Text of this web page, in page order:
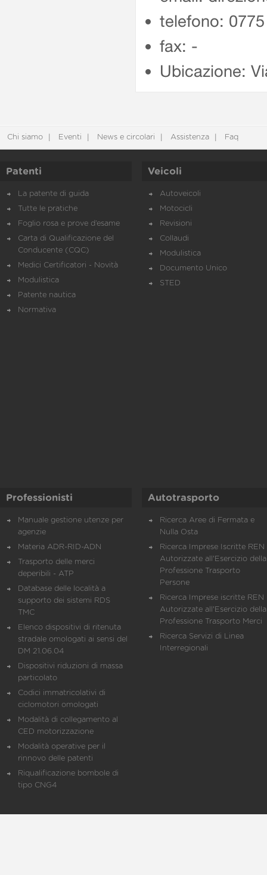
telefono:
fax: -
Ubicazione:
Chi siamo Eventi News e circolari Assistenza Faq
Patenti
La patente di guida
Tutte le pratiche
Foglio rosa e prove d’esame
Carta di Qualificazione del
Conducente (CQC)
Medici Certificatori - Novità
Modulistica
Patente nautica
Normativa
Veicoli
Autoveicoli
Motocicli
Revisioni
Collaudi
Modulistica
Documento Unico
STED
Professionisti
Manuale gestione utenze per
agenzie
Materia ADR-RID-ADN
Trasporto delle merci
deperibili - ATP
Database delle località a
supporto dei sistemi RDS
TMC
Elenco dispositivi di ritenuta
stradale omologati ai sensi del
DM 21.06.04
Dispositivi riduzioni di massa
particolato
Codici immatricolativi di
ciclomotori omologati
Modalità di collegamento al
CED motorizzazione
Modalità operative per il
rinnovo delle patenti
Riqualificazione bombole di
tipo CNG4
Autotrasporto
Ricerca Aree di Fermata e
Nulla Osta
Ricerca Imprese Iscritte REN
Autorizzate all'Esercizio della
Professione Trasporto
Persone
Ricerca Imprese iscritte REN
Autorizzate all'Esercizio della
Professione Trasporto Merci
Ricerca Servizi di Linea
Interregionali